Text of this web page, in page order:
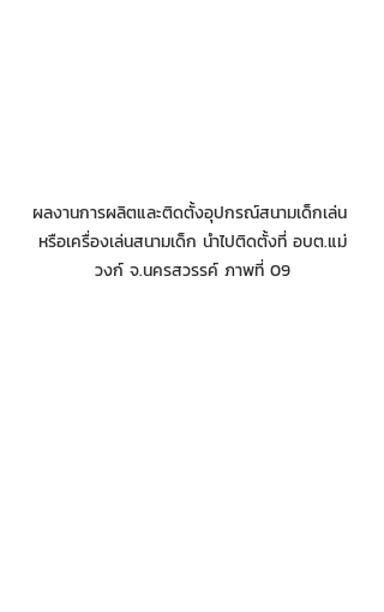
ผลงานการผลิตและติดตั้งอุปกรณ์สนามเด็กเล่น
หรือเครื่องเล่นสนามเด็ก นำไปติดตั้งที่ อบต.แม่
วงก์ จ.นครสวรรค์ ภาพที่ 09